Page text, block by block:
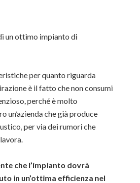
un ottimo impianto di
per quanto riguarda
è il fatto che non consumi
perché è molto
un’azienda che già produce
per via dei rumori che
che l’impianto dovrà
in un’ottima efficienza nel